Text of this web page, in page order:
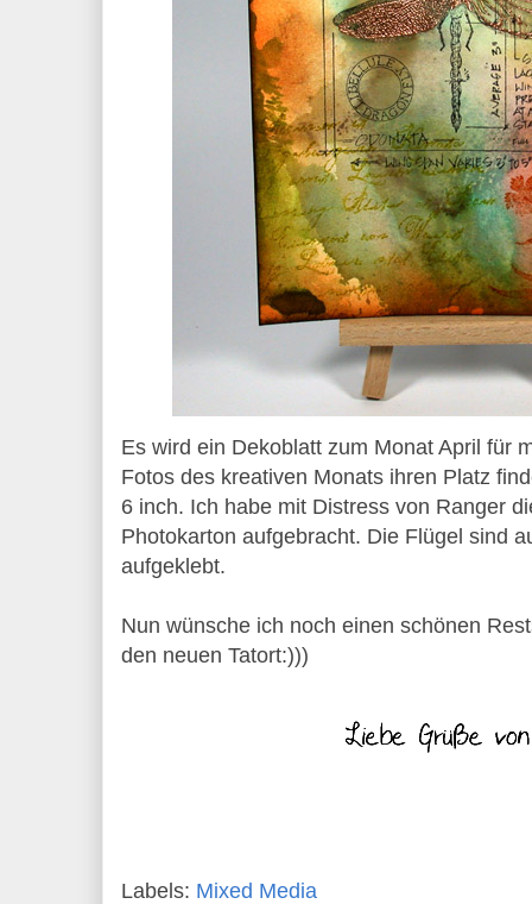
Es wird ein Dekoblatt zum Monat April für
Fotos des kreativen Monats ihren Platz
6 inch. Ich habe mit Distress von Ranger
Photokarton aufgebracht. Die Flügel sind
aufgeklebt.
Nun wünsche ich noch einen schönen
den neuen Tatort:)))
Labels: Mixed Media